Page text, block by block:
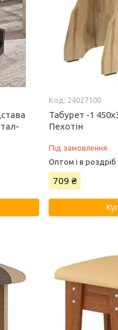
24027100
Табурет -1
Пехотін
Під замовлення
Оптом і в роздріб
709 ₴